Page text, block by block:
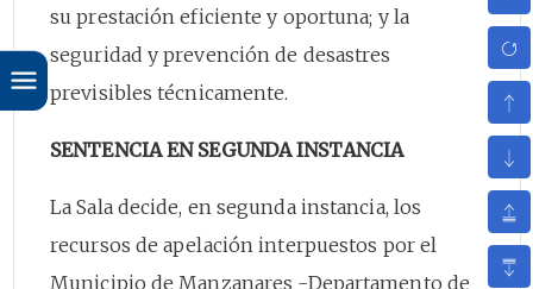
su prestación eficiente y oportuna; y la
seguridad y prevención de desastres
previsibles técnicamente.
SENTENCIA EN SEGUNDA INSTANCIA
La Sala decide, en segunda instancia, los
recursos de apelación interpuestos por el
Municipio de Manzanares -Departamento de